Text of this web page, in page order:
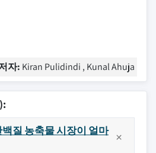
자: Kiran Pulidindi , Kunal Ahuja
질 농축물 시장이 얼마